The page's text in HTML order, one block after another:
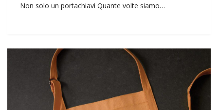
Non solo un portachiavi Quante volte siamo…